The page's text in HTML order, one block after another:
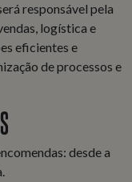
responsável pela
logística e
eficientes e
de processos e
desde a